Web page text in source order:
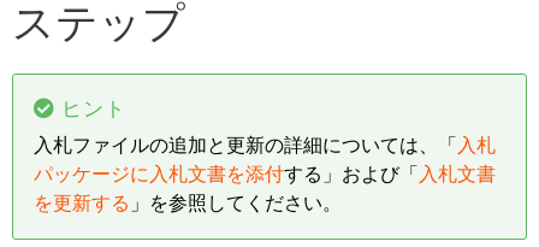
ステップ
ヒント
入札ファイルの追加と更新の詳細については、「 入札
パッケージに入札文書を添付する」および「 入札文書
を更新する 」を参照してください。